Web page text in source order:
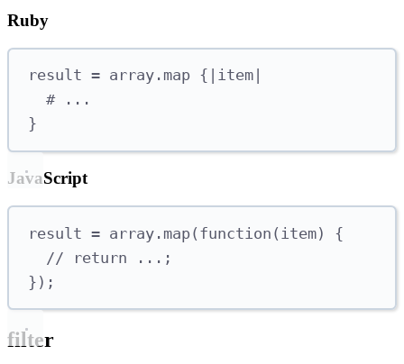
Ruby
result = array . map {| item
# ...
}
JavaScript
result = array . map( function ( item)
{
// return ...;
});
filter